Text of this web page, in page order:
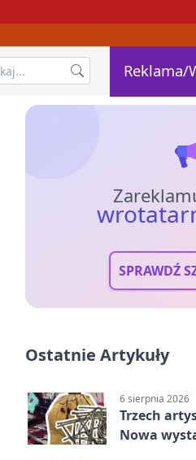
Reklama/
SPRAWDŹ
Ostatnie Artykuły
6 sierpnia 2026
Trzech
Nowa